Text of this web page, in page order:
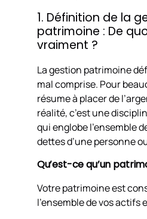
1. Définition de la
patrimoine : De
vraiment ?
La gestion patrimoine
mal comprise. Pour
résume à placer de
réalité, c’est une
qui englobe l’ensemble
dettes d’une personne
Qu’est-ce qu’un
Votre patrimoine est
l’ensemble de vos actifs